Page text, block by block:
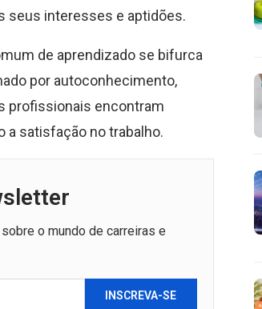
seus interesses e aptidões.
de aprendizado se bifurca
por autoconhecimento,
profissionais encontram
a satisfação no trabalho.
o mundo de carreiras e
INSCREVA-SE